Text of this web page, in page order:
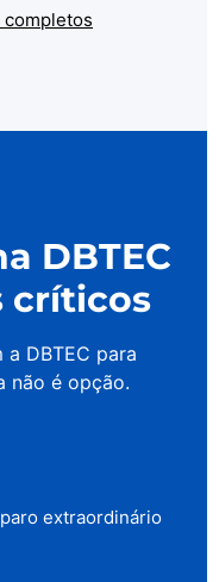
DBTEC
críticos
a DBTEC para
não é opção.
extraordinário